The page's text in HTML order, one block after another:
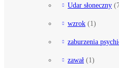
Udar słoneczny
wzrok (1)
zaburzenia
zawał (1)